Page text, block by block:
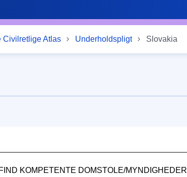
Atlas Underholdspligt Slovakia
FIND KOMPETENTE DOMSTOLE/MYNDIGHEDER